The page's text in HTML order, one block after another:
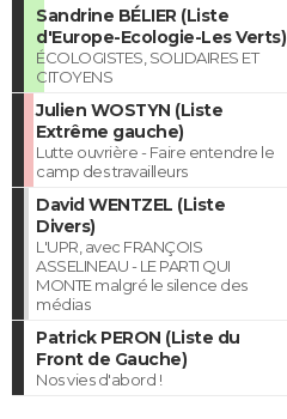
Sandrine BÉLIER (Liste
d'Europe-Ecologie-Les Verts)
ÉCOLOGISTES, SOLIDAIRES ET
CITOYENS
Julien WOSTYN (Liste
Extrême gauche)
Lutte ouvrière - Faire entendre le
camp des travailleurs
David WENTZEL (Liste
Divers)
L'UPR, avec FRANÇOIS
ASSELINEAU - LE PARTI QUI
MONTE malgré le silence des
médias
Patrick PERON (Liste du
Front de Gauche)
Nos vies d'abord !